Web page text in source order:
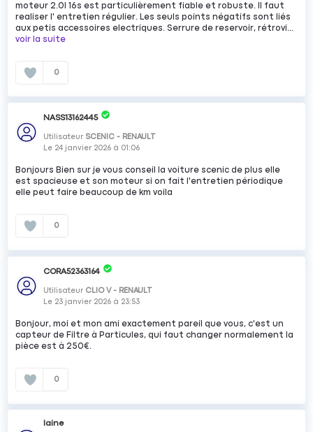
moteur 2.0l 16s est particulièrement fiable et robuste. Il faut
realiser l' entretien régulier. Les seuls points négatifs sont liés
aux petis accessoires electriques. Serrure de reservoir, rétrovi...
voir la suite
0
NASS13162445
Utilisateur SCENIC - RENAULT
Le 24 janvier 2026 à 01:06
Bonjours Bien sur je vous conseil la voiture scenic de plus elle
est spacieuse et son moteur si on fait l'entretien périodique
elle peut faire beaucoup de km voila
0
CORA52363164
Utilisateur CLIO V - RENAULT
Le 23 janvier 2026 à 23:53
Bonjour, moi et mon ami exactement pareil que vous, c'est un
capteur de Filtre à Particules, qui faut changer normalement la
pièce est à 250€.
0
laine